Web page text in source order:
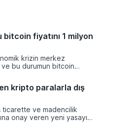
fiyatını 1 milyon
krizin merkez
ve bu durumun bitcoin
likidite artışına yol
hızlı tepki veren varlık
kripto paralarla dış
ticarette ve madencilik
onay veren yeni yasayı